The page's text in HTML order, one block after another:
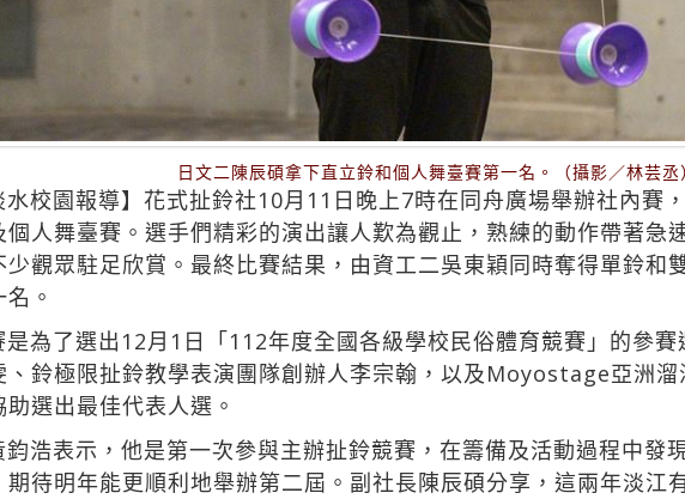
日文二陳辰碩拿下直立鈴和個人舞臺賽第一名。（攝影／林芸丞）
水校園報導】花式扯鈴社10月11日晚上7時在同舟廣場舉辦社內賽
人舞臺賽。選手們精彩的演出讓人歎為觀止，熟練的動作帶著急
少觀眾駐足欣賞。最終比賽結果，由資工二吳東穎同時奪得單鈴和
。
為了選出12月1日「112年度全國各級學校民俗體育競賽」的參
、鈴極限扯鈴教學表演團隊創辦人李宗翰，以及Moyostage亞洲
選出最佳代表人選。
浩表示，他是第一次參與主辦扯鈴競賽，在籌備及活動過程中發
期待明年能更順利地舉辦第二屆。副社長陳辰碩分享，這兩年淡江